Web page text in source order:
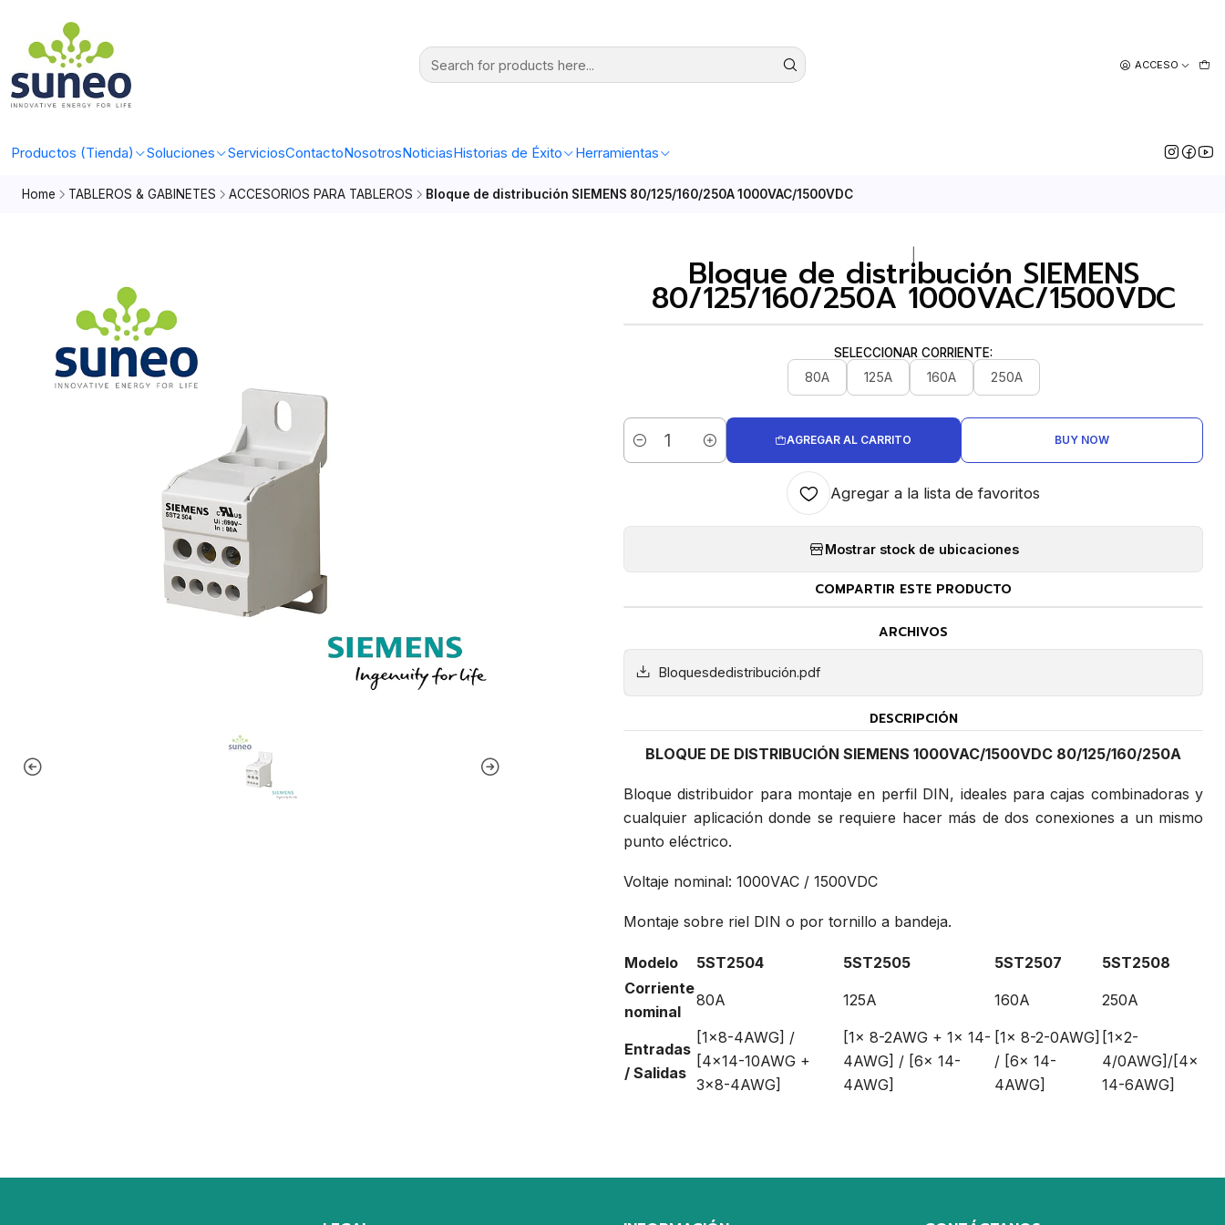
ACCESO
Productos (Tienda) Soluciones ServiciosContactoNosotrosNoticiasHistorias de Éxito Herramientas
Home TABLEROS & GABINETES ACCESORIOS PARA TABLEROS Bloque de distribución SIEMENS 80/125/160/250A 1000VAC/1500VDC
Bloque de distribución SIEMENS
80/125/160/250A 1000VAC/1500VDC
SELECCIONAR CORRIENTE:
80A 125A 160A 250A
Cantidad
AGREGAR AL CARRITO BUY NOW
Agregar a la lista de favoritos
Mostrar stock de ubicaciones
COMPARTIR ESTE PRODUCTO
ARCHIVOS
Bloquesdedistribución.pdf
DESCRIPCIÓN
BLOQUE DE DISTRIBUCIÓN SIEMENS 1000VAC/1500VDC 80/125/160/250A
Bloque distribuidor para montaje en perfil DIN, ideales para cajas combinadoras y
cualquier aplicación donde se requiere hacer más de dos conexiones a un mismo
punto eléctrico.
Voltaje nominal: 1000VAC / 1500VDC
Montaje sobre riel DIN o por tornillo a bandeja.
Modelo 5ST2504 5ST2505 5ST2507
5ST2508
Corriente
nominal
80A 125A 160A 250A
Entradas
/ Salidas
[1x8-4AWG] /
[4x14-10AWG +
3x8-4AWG]
[1x 8-2AWG + 1x 14-
4AWG] / [6x 14-
4AWG]
[1x 8-2-0AWG]
/ [6x 14-
4AWG]
[1x2-
4/0AWG]/[4x
14-6AWG]